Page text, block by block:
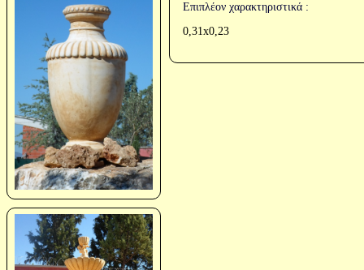
Επιπλέον χαρακτηριστικά :
0,31x0,23